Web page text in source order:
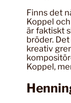
Finns det
Koppel
är faktiskt
bröder.
kreativ
Koppel,